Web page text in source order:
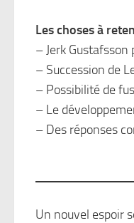
Les choses à
– Jerk Gustafsson
– Succession de
– Possibilité de
– Le
– Des réponses
Un nouvel espoir